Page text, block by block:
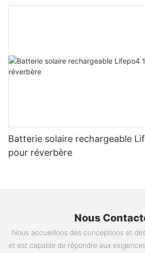
puissance pour véhicules
Batterie solaire rechargeable
pour réverbère
Nous
Nous accueillons des conceptions et
et est capable de répondre aux